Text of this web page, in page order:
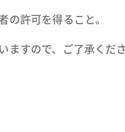
の許可を得ること。
ますので、ご了承くださ